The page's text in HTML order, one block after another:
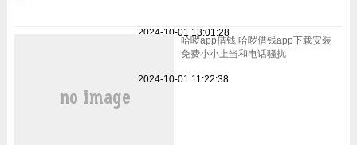
2024-10-01 13:01:28
哈啰app借钱|哈啰借钱app下载安装
免费小小上当和电话骚扰
2024-10-01 11:22:38